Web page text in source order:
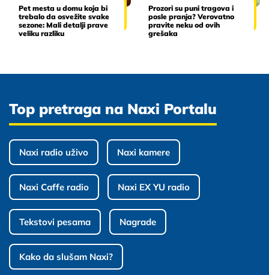
Pet mesta u domu koja bi
trebalo da osvežite svake
sezone: Mali detalji prave
veliku razliku
Prozori su puni tragova i
posle pranja? Verovatno
pravite neku od ovih
grešaka
Top pretraga na Naxi Portalu
Naxi radio uživo Naxi kamere
Naxi Caffe radio Naxi EX YU radio
Tekstovi pesama Nagrade
Kako da slušam Naxi?